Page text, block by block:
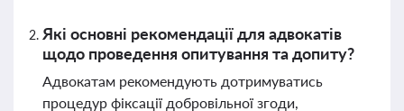
Які основні рекомендації для адвокатів
щодо проведення опитування та допиту?
Адвокатам рекомендують дотримуватись
процедур фіксації добровільної згоди,